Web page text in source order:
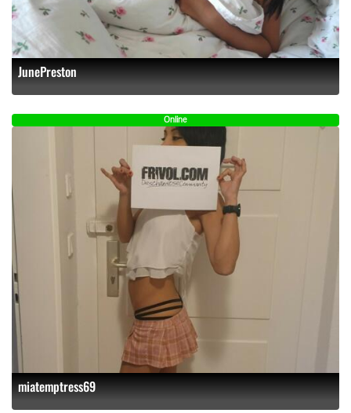
JunePreston
Online
miatemptress69